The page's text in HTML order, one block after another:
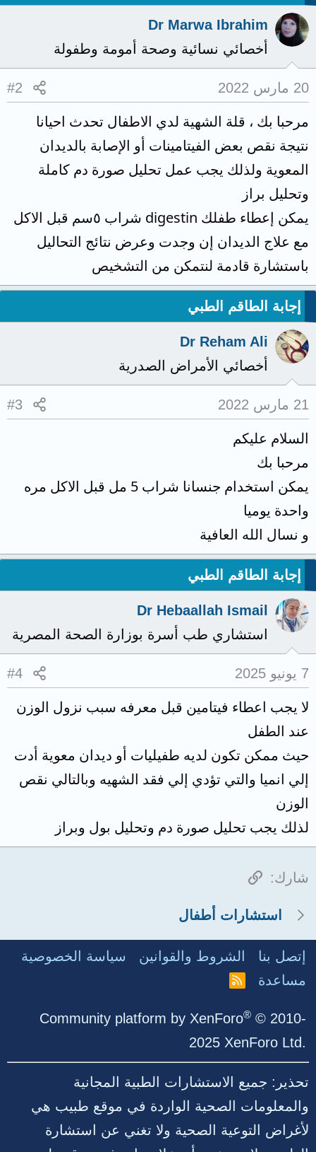
Dr Marwa Ibrahim
أخصائي نسائية وصحة أمومة وطفولة
20 مارس 2022 #2
مرحبا بك ، قلة الشهية لدي الاطفال تحدث احيانا
نتيجة نقص بعض الفيتامينات أو الإصابة بالديدان
المعوية ولذلك يجب عمل تحليل صورة دم كاملة
وتحليل براز
يمكن إعطاء طفلك digestin شراب ٥سم قبل الاكل
مع علاج الديدان إن وجدت وعرض نتائج التحاليل
باستشارة قادمة لنتمكن من التشخيص
إجابة الطاقم الطبي
Dr Reham Ali
أخصائي الأمراض الصدرية
21 مارس 2022 #3
السلام عليكم
مرحبا بك
يمكن استخدام جنسانا شراب 5 مل قبل الاكل مره
واحدة يوميا
و نسال الله العافية
إجابة الطاقم الطبي
Dr Hebaallah Ismail
استشاري طب أسرة بوزارة الصحة المصرية
7 يونيو 2025 #4
لا يجب اعطاء فيتامين قبل معرفه سبب نزول الوزن
عند الطفل
حيث ممكن تكون لديه طفيليات أو ديدان معوية أدت
إلي انميا والتي تؤدي إلي فقد الشهيه وبالتالي نقص
الوزن
لذلك يجب تحليل صورة دم وتحليل بول وبراز
شارك: الرابط
استشارات أطفال
إتصل بنا الشروط والقوانين
سياسة الخصوصية
مساعدة
R
Community platform by XenForo® © 2010-
2025 XenForo Ltd.
تحذير: جميع الاستشارات الطبية المجانية
والمعلومات الصحية الواردة في موقع طبيب هي
لأغراض التوعية الصحية ولا تغني عن استشارة